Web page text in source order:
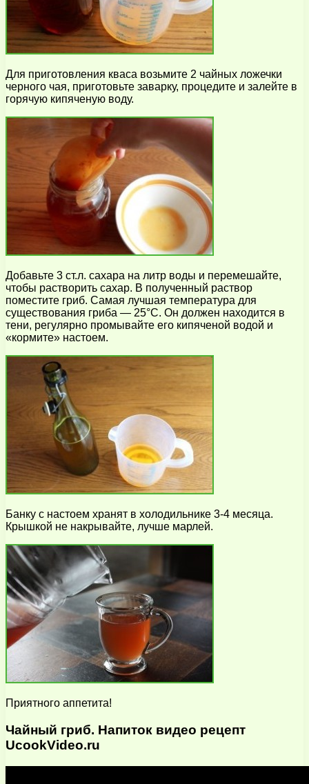
Для приготовления кваса возьмите 2 чайных ложечки
черного чая, приготовьте заварку, процедите и залейте в
горячую кипяченую воду.
Добавьте 3 ст.л. сахара на литр воды и перемешайте,
чтобы растворить сахар. В полученный раствор
поместите гриб. Самая лучшая температура для
существования гриба — 25°С. Он должен находится в
тени, регулярно промывайте его кипяченой водой и
«кормите» настоем.
Банку с настоем хранят в холодильнике 3-4 месяца.
Крышкой не накрывайте, лучше марлей.
Приятного аппетита!
Чайный гриб. Напиток видео рецепт
UcookVideo.ru